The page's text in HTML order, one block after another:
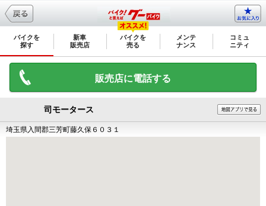
バイクを
探す
新車
販売店
バイクを
売る
メンテ
ナンス
コミュ
ニティ
販売店に電話する
司モータース
埼玉県入間郡三芳町藤久保６０３１